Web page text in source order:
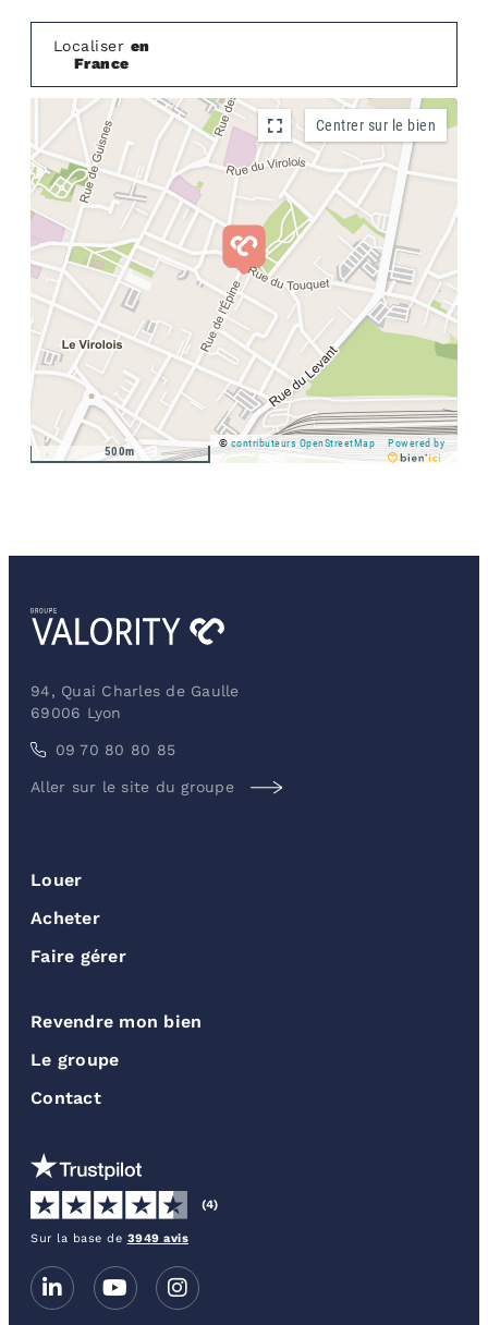
Localiser en
France
Situer dans
la ville
Explorerle
quartier
500m
© contributeurs OpenStreetMap Powered by
Centrer sur le bien
94, Quai Charles de Gaulle
69006 Lyon
09 70 80 80 85
Aller sur le site du groupe
Louer
Acheter
Faire gérer
Revendre mon bien
Le groupe
Contact
(4)
Sur la base de 3949 avis